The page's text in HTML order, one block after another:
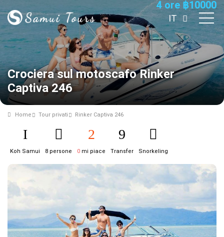
IT
Crociera sul motoscafo Rinker
Captiva 246
4 ore ฿10000
Home Tour privati Rinker Captiva 246
Koh Samui 8 persone 0 mi piace Transfer Snorkeling